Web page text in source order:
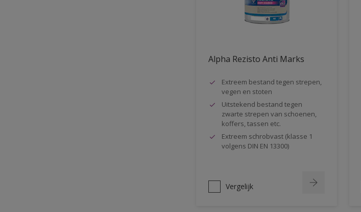
Alpha Rezisto Anti Marks
Extreem bestand tegen strepen,
vegen en stoten
Uitstekend bestand tegen
zwarte strepen van schoenen,
koffers, tassen etc.
Extreem schrobvast (klasse 1
volgens DIN EN 13300)
Vergelijk